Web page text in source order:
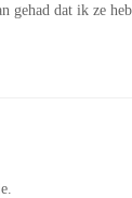
gehad dat ik ze